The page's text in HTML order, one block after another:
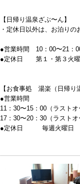
【日帰り温泉ざぶ〜ん】
・定休日以外は、お泊りの
●営業時間 10：00〜21：
●定休日 第１・第３火曜
【お食事処 湯楽（日帰り
●営業時間
11：30〜15：00（ラストオ
17：30〜20：30（ラストオ
●定休日 毎週火曜日